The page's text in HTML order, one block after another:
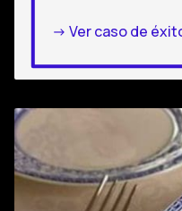
-> Ver caso de